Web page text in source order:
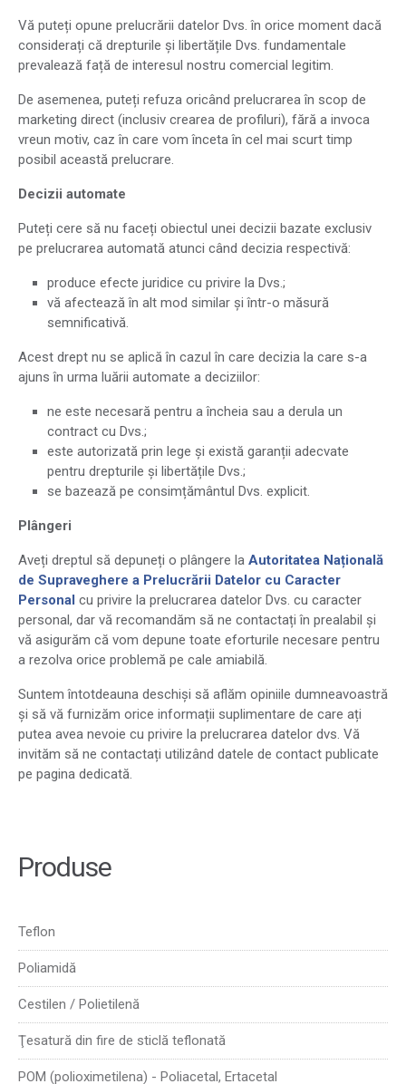
Vă puteți opune prelucrării datelor Dvs. în orice moment dacă
considerați că drepturile și libertățile Dvs. fundamentale
prevalează față de interesul nostru comercial legitim.
De asemenea, puteți refuza oricând prelucrarea în scop de
marketing direct (inclusiv crearea de profiluri), fără a invoca
vreun motiv, caz în care vom înceta în cel mai scurt timp
posibil această prelucrare.
Decizii automate
Puteți cere să nu faceți obiectul unei decizii bazate exclusiv
pe prelucrarea automată atunci când decizia respectivă:
produce efecte juridice cu privire la Dvs.;
vă afectează în alt mod similar și într-o măsură
semnificativă.
Acest drept nu se aplică în cazul în care decizia la care s-a
ajuns în urma luării automate a deciziilor:
ne este necesară pentru a încheia sau a derula un
contract cu Dvs.;
este autorizată prin lege și există garanții adecvate
pentru drepturile și libertățile Dvs.;
se bazează pe consimțământul Dvs. explicit.
Plângeri
Aveți dreptul să depuneți o plângere la Autoritatea Națională
de Supraveghere a Prelucrării Datelor cu Caracter
Personal cu privire la prelucrarea datelor Dvs. cu caracter
personal, dar vă recomandăm să ne contactați în prealabil și
vă asigurăm că vom depune toate eforturile necesare pentru
a rezolva orice problemă pe cale amiabilă.
Suntem întotdeauna deschiși să aflăm opiniile dumneavoastră
și să vă furnizăm orice informații suplimentare de care ați
putea avea nevoie cu privire la prelucrarea datelor dvs. Vă
invităm să ne contactați utilizând datele de contact publicate
pe pagina dedicată.
Produse
Teflon
Poliamidă
Cestilen / Polietilenă
Ţesatură din fire de sticlă teflonată
POM (polioximetilena) - Poliacetal, Ertacetal